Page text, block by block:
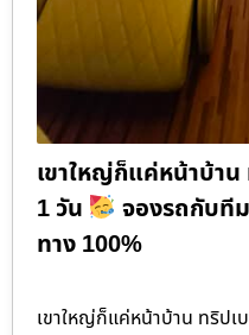
เขาใหญ่ก็แค่หน้าบ้าน
1 วัน
จองรถกับที
ทาง 100%
เขาใหญ่ก็แค่หน้าบ้าน ทริปเ